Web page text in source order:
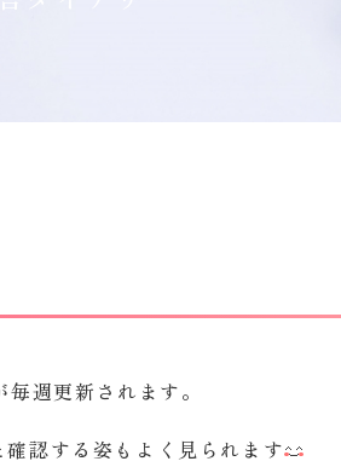
週更新されます。
認する姿もよく見られます